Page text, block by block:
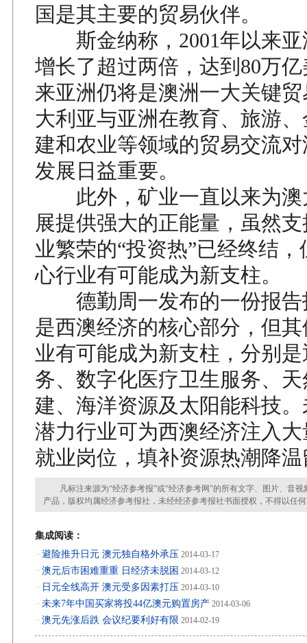
国是其主要的贸易伙伴。
斯金纳称，2001年以来亚
增长了超过两倍，达到80万
来亚洲仍将是澳洲一大关键
大利亚与亚洲在教育、旅游
建和农业等领域的贸易交流
发展日益重要。
此外，矿业一直以来为澳
展提供强大的正能量，虽然
业繁荣的“投资热”已经终结
心行业有可能成为新支柱。
德勤周一发布的一份报告
是西澳经济的核心部分，但
业有可能成为新支柱，分别
务、数字化医疗卫生服务、
建、海洋资源及太阳能科技
潜力行业可为西澳经济注入
就业岗位，填补资源热潮降
凡标注来源为“经济参考报”或“经济参考网”的所有文字、图片、音视
产品，版权均属经济参考报社，未经经济参考报社书面授权，不得以任
集成阅读：
· 避险推升日元 澳元独自格外承压 2014-03-17
· 澳元后市困难重重 日经济未脱困 2014-03-12
· 日元全线高开 澳元受多因素打压 2014-03-10
· 未来7年中国买家将投44亿澳元购置房产 2014-03-06
· 澳元先涨后跌 会议纪要利好有限 2014-02-19